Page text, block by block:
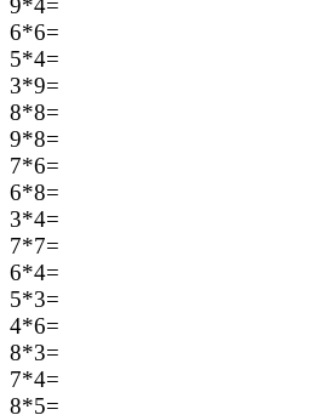
9*4=
6*6=
5*4=
3*9=
8*8=
9*8=
7*6=
6*8=
3*4=
7*7=
6*4=
5*3=
4*6=
8*3=
7*4=
8*5=